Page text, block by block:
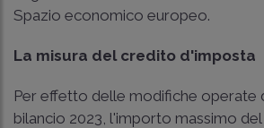
Spazio economico europeo.
La misura del credito d'imposta
Per effetto delle modifiche operate
bilancio 2023, l'importo massimo